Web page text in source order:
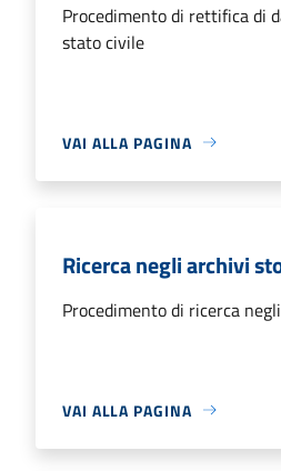
Procedimento di rettifica di
stato civile
VAI ALLA PAGINA
Ricerca negli archivi
Procedimento di ricerca
VAI ALLA PAGINA